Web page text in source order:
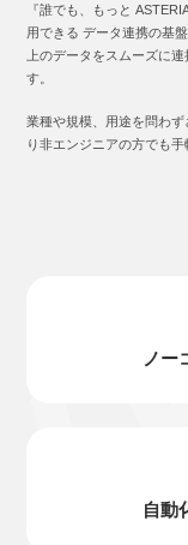
『誰でも、もっと
用できる データ連携の基
上のデータをスムーズに
す。
業種や規模、用途を問わ
り非エンジニアの方でも
ノー
自動